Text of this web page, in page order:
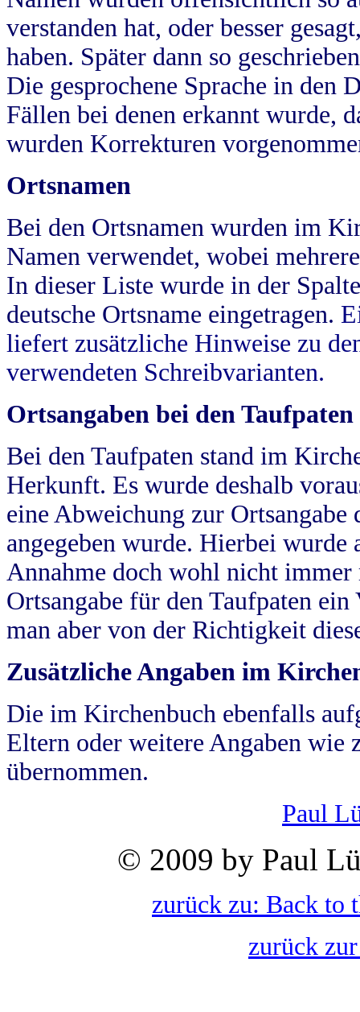
verstanden hat, oder besser
haben. Später dann so
Die gesprochene Sprache in
Fällen bei denen erkannt wurde,
wurden Korrekturen
Ortsnamen
Bei den Ortsnamen wurden im
Namen verwendet, wobei
In dieser Liste wurde in der
deutsche Ortsname eingetragen.
liefert zusätzliche Hinweise zu
verwendeten Schreibvarianten.
Ortsangaben bei den Taufpaten
Bei den Taufpaten stand im
Herkunft. Es wurde deshalb
eine Abweichung zur
angegeben wurde. Hierbei wurde
Annahme doch wohl nicht
Ortsangabe für den Taufpaten
man aber von der Richtigkeit
Zusätzliche Angaben im
Die im Kirchenbuch ebenfalls
Eltern oder weitere Angaben wie
übernommen.
Paul
© 2009 by Paul
zurück zu: Back to
zurück